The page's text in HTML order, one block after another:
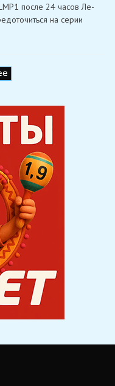
покинет
LMP1
после 24 часов Ле-
на серии